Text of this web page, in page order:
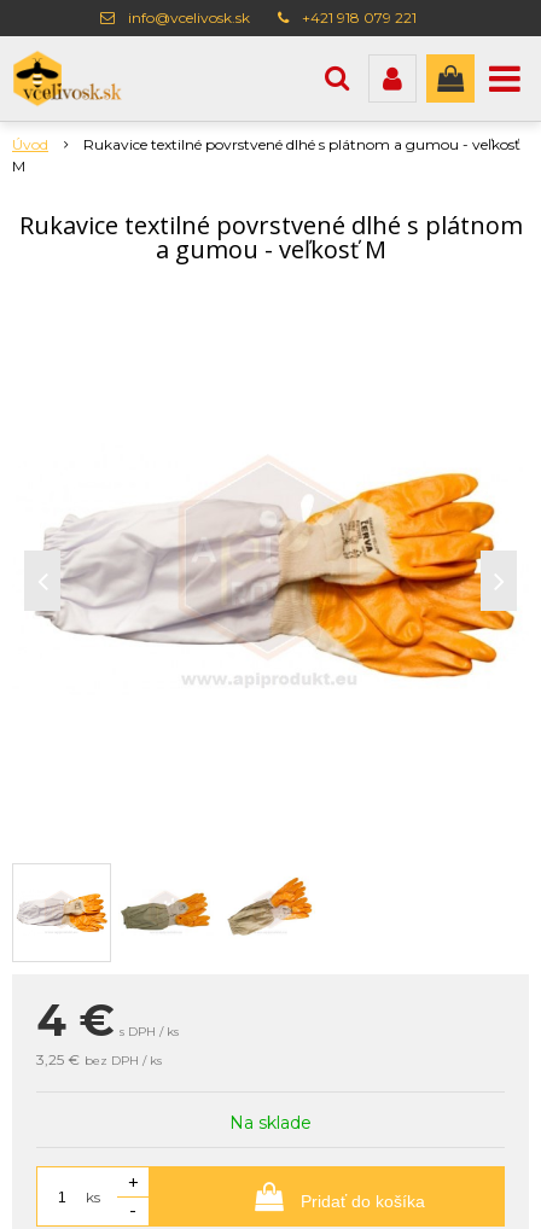
info@vcelivosk.sk +421 918 079 221
Úvod
Rukavice textilné povrstvené dlhé s plátnom a gumou - veľkosť
M
Rukavice textilné povrstvené dlhé s plátnom
a gumou - veľkosť M
4 € s DPH / ks
3,25 € bez DPH / ks
Na sklade
ks
+
-
Pridať do košíka